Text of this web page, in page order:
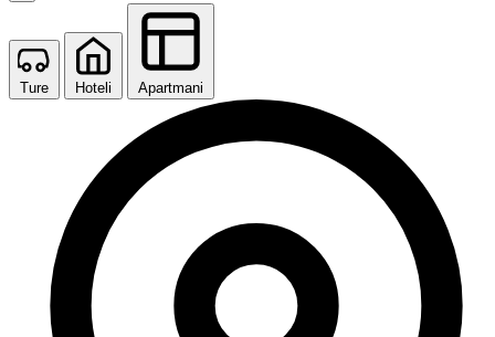
Ture Hoteli Apartmani